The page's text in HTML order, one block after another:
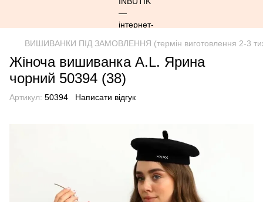
ВИШИВАНКИ ПІД ЗАМОВЛЕННЯ (термін виготовлення 2-3
Жіноча вишиванка A.L. Ярина
чорний 50394 (38)
Артикул: 50394 Написати відгук